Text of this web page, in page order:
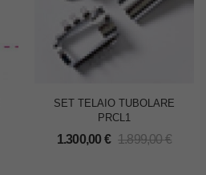
SET TELAIO TUBOLARE
PRCL1
1.300,00 € 1.899,00€